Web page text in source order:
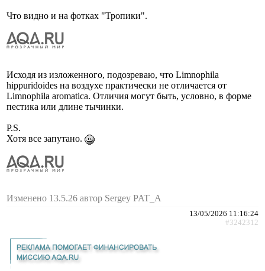
Что видно и на фотках "Тропики".
Исходя из изложенного, подозреваю, что Limnophila
hippuridoides на воздухе практически не отличается от
Limnophila aromatica. Отличия могут быть, условно, в форме
пестика или длине тычинки.
P.S.
Хотя все запутано.
Изменено 13.5.26 автор Sergey PAT_A
13/05/2026 11:16:24
#3242312